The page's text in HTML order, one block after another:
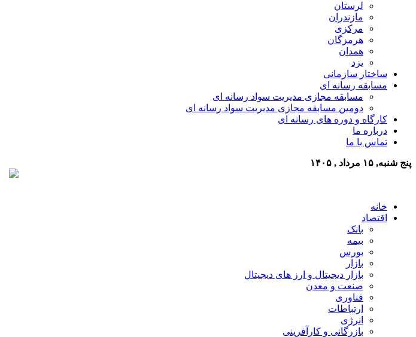
لرستان
مازندران
مرکزی
هرمزگان
همدان
یزد
ساختار سازمانی
مسابقه رسانه ای
مسابقه مجازی مدیریت سواد رسانه ای
دومین مسابقه مجازی مدیریت سواد رسانه ای
کارگاه و دوره های رسانه ای
درباره ما
تماس با ما
پنج شنبه, ۱۵ مرداد , ۱۴۰۵
خانه
اقتصاد
بانک
بیمه
بورس
بازار
بازار دیجیتال و ارز های دیجیتال
صنعت و معدن
فناوری
ارتباطات
انرژی
بازرگانی و کارآفرینی